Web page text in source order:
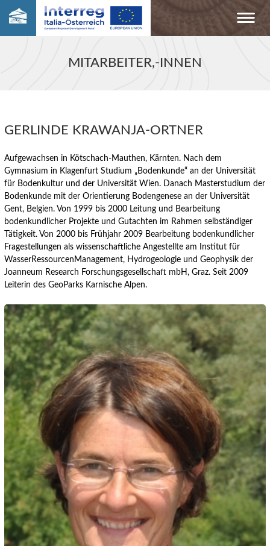
MITARBEITER,-INNEN
GERLINDE KRAWANJA-ORTNER
Aufgewachsen in Kötschach-Mauthen, Kärnten. Nach dem
Gymnasium in Klagenfurt Studium „Bodenkunde“ an der Universität
für Bodenkultur und der Universität Wien. Danach Masterstudium der
Bodenkunde mit der Orientierung Bodengenese an der Universität
Gent, Belgien. Von 1999 bis 2000 Leitung und Bearbeitung
bodenkundlicher Projekte und Gutachten im Rahmen selbständiger
Tätigkeit. Von 2000 bis Frühjahr 2009 Bearbeitung bodenkundlicher
Fragestellungen als wissenschaftliche Angestellte am Institut für
WasserRessourcenManagement, Hydrogeologie und Geophysik der
Joanneum Research Forschungsgesellschaft mbH, Graz. Seit 2009
Leiterin des GeoParks Karnische Alpen.